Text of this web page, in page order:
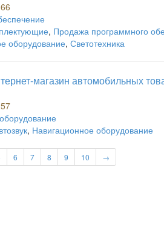
, Продажа программного
оборудование, Светотехника
магазин автомобильных
, Навигационное оборудование
6 7 8 9 10 →